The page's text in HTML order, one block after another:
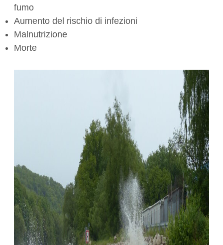
fumo
Aumento del rischio di infezioni
Malnutrizione
Morte